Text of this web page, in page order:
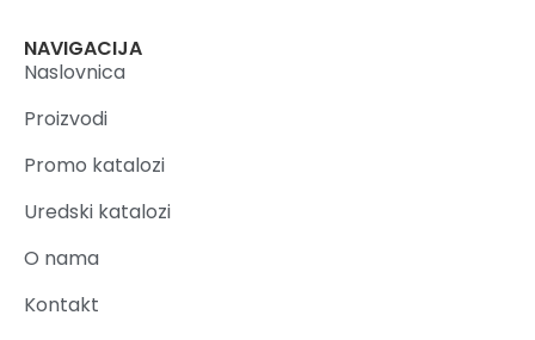
NAVIGACIJA
Naslovnica
Proizvodi
Promo katalozi
Uredski katalozi
O nama
Kontakt